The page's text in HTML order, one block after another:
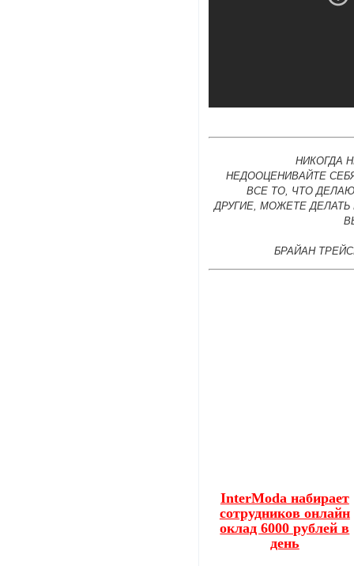
НИКОГДА
НЕДООЦЕНИВАЙТЕ
ВСЕ ТО, ЧТО
ДРУГИЕ, МОЖЕТЕ ДЕЛАТЬ
БРАЙАН
InterModa набирает
сотрудников онлайн
оклад 6000 рублей в
день